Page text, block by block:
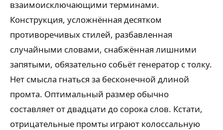
взаимоисключающими терминами.
Конструкция, усложнённая десятком
противоречивых стилей, разбавленная
случайными словами, снабжённая лишними
запятыми, обязательно собьёт генератор с толку.
Нет смысла гнаться за бесконечной длиной
промта. Оптимальный размер обычно
составляет от двадцати до сорока слов. Кстати,
отрицательные промты играют колоссальную